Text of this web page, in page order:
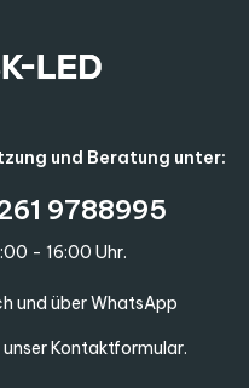
und Beratung unter:
9788995
- 16:00 Uhr.
und über WhatsApp
Kontaktformular.